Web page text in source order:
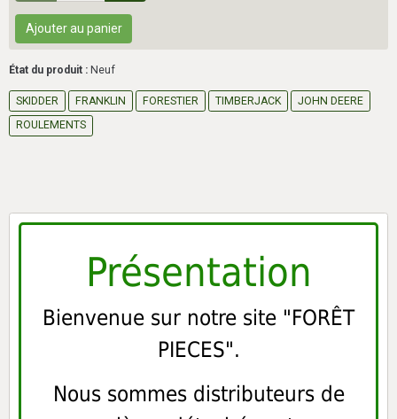
Ajouter au panier
État du produit : Neuf
SKIDDER FRANKLIN FORESTIER TIMBERJACK
JOHN DEERE
ROULEMENTS
Présentation
Bienvenue sur notre site "FORÊT
PIECES".
Nous sommes distributeurs de